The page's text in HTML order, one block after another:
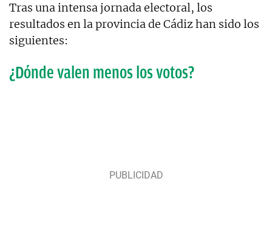
Tras una intensa jornada electoral, los
resultados en la provincia de Cádiz han sido los
siguientes:
¿Dónde valen menos los votos?